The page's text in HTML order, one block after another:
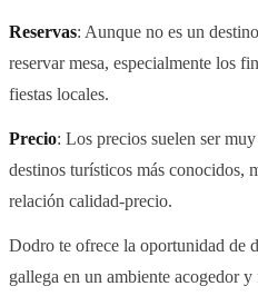
Reservas: Aunque no es un
reservar mesa, especialmente los
fiestas locales.
Precio: Los precios suelen ser
destinos turísticos más conocidos,
relación calidad-precio.
Dodro te ofrece la oportunidad de
gallega en un ambiente acogedor